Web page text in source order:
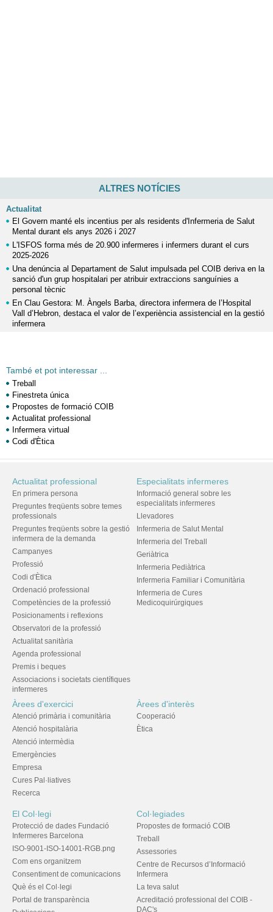
ALTRES NOTÍCIES
Actualitat
El Govern manté els incentius per als residents d'Infermeria de Salut
Mental durant els anys 2026 i 2027
L'ISFOS forma més de 20.900 infermeres i infermers durant el curs
2025-2026
Una denúncia al Departament de Salut impulsada pel COIB deriva en la
sanció d'un grup hospitalari per atribuir extraccions sanguínies a
personal tècnic
En Clau Gestora: M. Àngels Barba, directora infermera de l’Hospital
Vall d’Hebron, destaca el valor de l’experiència assistencial en la gestió
infermera
També et pot interessar ...
Treball
Finestreta única
Propostes de formació COIB
Actualitat professional
Infermera virtual
Codi d'Ètica
Actualitat professional
En primera persona
Preguntes freqüents sobre temes
professionals
Preguntes freqüents sobre la gestió
infermera de la demanda
Campanyes
Professió
Codi d'Ètica
Ordenació professional
Competències de la professió
Posicionaments i reflexions
Observatori de la professió
Actualitat sanitària
Agenda professional
Premis i beques
Associacions i societats científiques
infermeres
Especialitats infermeres
Informació general sobre les
especialitats infermeres
Llevadores
Infermeria de Salut Mental
Infermeria del Treball
Geriàtrica
Infermeria Pediàtrica
Infermeria Familiar i Comunitària
Infermeria de Cures
Medicoquirúrgiques
Àrees d'exercici
Atenció primària i comunitària
Atenció hospitalària
Atenció intermèdia
Emergències
Empresa
Cures Pal·liatives
Recerca
Àrees d'interès
Cooperació
Ètica
El Col·legi
Protecció de dades Fundació
Infermeres Barcelona
ISO-9001-ISO-14001-RGB.png
Com ens organitzem
Consentiment de comunicacions
Què és el Col·legi
Portal de transparència
Col·legiades
Propostes de formació COIB
Treball
Assessories
Centre de Recursos d’Informació
Infermera
La teva salut
Acreditació professional del COIB -
DAC's